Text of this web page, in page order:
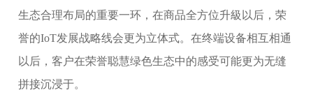
生态合理布局的重要一环，在商品全方位升級以后，荣
誉的IoT发展战略线会更为立体式。在终端设备相互相通
以后，客户在荣誉聪慧绿色生态中的感受可能更为无缝
拼接沉浸于。